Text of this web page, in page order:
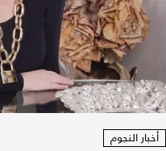
أخبار النجوم